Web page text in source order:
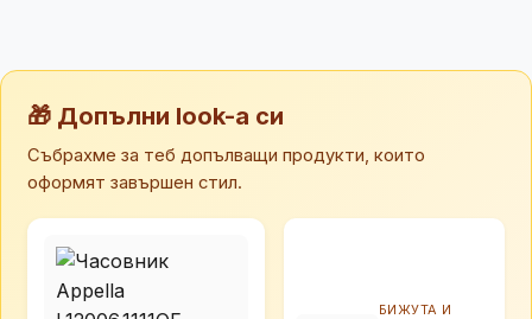
🎁 Допълни look-а си
Събрахме за теб допълващи продукти, които
оформят завършен стил.
БИЖУТА И